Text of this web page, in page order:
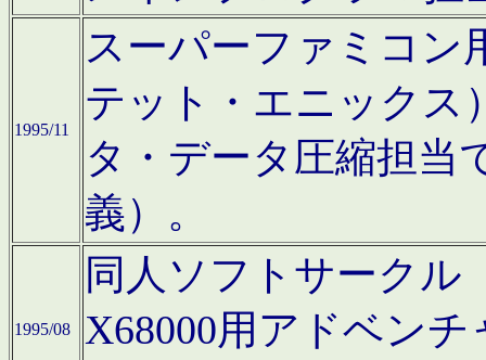
1995/11
スーパーファミコン
テット・エニックス
タ・データ圧縮担当
義）。
1995/08
同人ソフトサークル
X68000用アドベン